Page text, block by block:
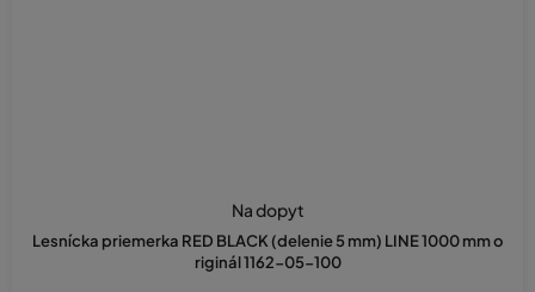
Lesnícka priemerka RED BLACK (delenie 5 mm) LINE 1000 mm o
riginál 1162-05-100
Na dopyt